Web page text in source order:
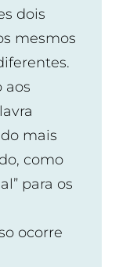
dois
mesmos
aos
mais
como
para os
ocorre